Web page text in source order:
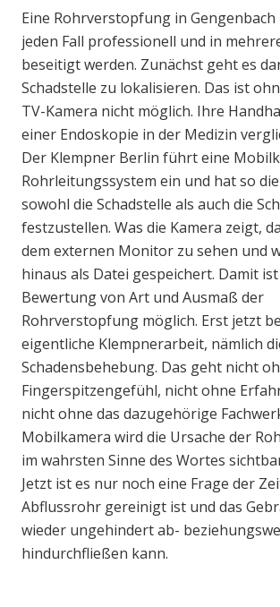
Eine Rohrverstopfung in Gengenbach
jeden Fall professionell und in
beseitigt werden. Zunächst geht es
Schadstelle zu lokalisieren. Das ist
TV-Kamera nicht möglich. Ihre
einer Endoskopie in der Medizin
Der Klempner Berlin führt eine
Rohrleitungssystem ein und hat so die
sowohl die Schadstelle als auch die
festzustellen. Was die Kamera zeigt,
dem externen Monitor zu sehen und
hinaus als Datei gespeichert. Damit
Bewertung von Art und Ausmaß der
Rohrverstopfung möglich. Erst jetzt
eigentliche Klempnerarbeit, nämlich
Schadensbehebung. Das geht nicht
Fingerspitzengefühl, nicht ohne
nicht ohne das dazugehörige
Mobilkamera wird die Ursache der
im wahrsten Sinne des Wortes
Jetzt ist es nur noch eine Frage der
Abflussrohr gereinigt ist und das
wieder ungehindert ab-
hindurchfließen kann.